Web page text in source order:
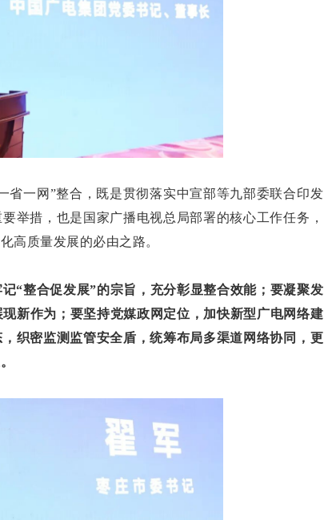
一网”整合，既是贯彻落实中宣部等九部委联合印发
举措，也是国家广播电视总局部署的核心工作任务，
高质量发展的必由之路。
“整合促发展”的宗旨，充分彰显整合效能；要凝聚发
新作为；要坚持党媒政网定位，加快新型广电网络建
织密监测监管安全盾，统筹布局多渠道网络协同，更